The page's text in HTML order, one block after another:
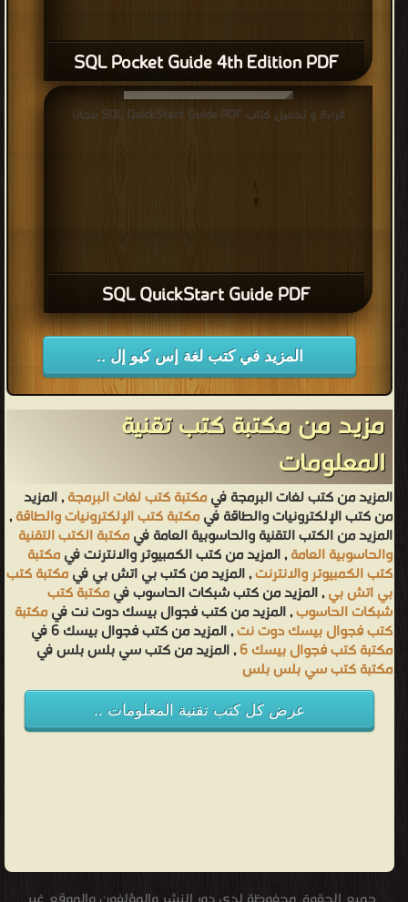
SQL Pocket Guide 4th Edition PDF
SQL QuickStart Guide PDF
قراءة و تحميل كتاب SQL QuickStart Guide PDF مجانا
المزيد في كتب لغة إس كيو إل ..
مزيد من مكتبة كتب تقنية
المعلومات
المزيد من كتب لغات البرمجة فيمكتبة كتب لغات البرمجة, المزيد
من كتب الإلكترونيات والطاقة فيمكتبة كتب الإلكترونيات والطاقة,
المزيد من الكتب التقنية والحاسوبية العامة فيمكتبة الكتب التقنية
والحاسوبية العامة, المزيد من كتب الكمبيوتر والانترنت فيمكتبة
كتب الكمبيوتر والانترنت, المزيد من كتب بي اتش بي فيمكتبة كتب
بي اتش بي, المزيد من كتب شبكات الحاسوب فيمكتبة كتب
شبكات الحاسوب, المزيد من كتب فجوال بيسك دوت نت فيمكتبة
كتب فجوال بيسك دوت نت, المزيد من كتب فجوال بيسك 6 في
مكتبة كتب فجوال بيسك 6 , المزيد من كتب سي بلس بلس في
مكتبة كتب سي بلس بلس
عرض كل كتب تقنية المعلومات ..